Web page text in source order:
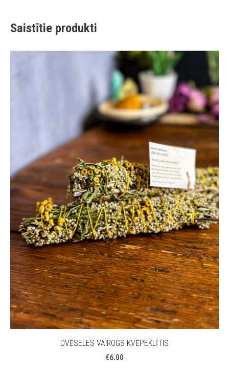
Saistītie produkti
DVĒSELES VAIROGS KVĒPEKLĪTIS
€6.00